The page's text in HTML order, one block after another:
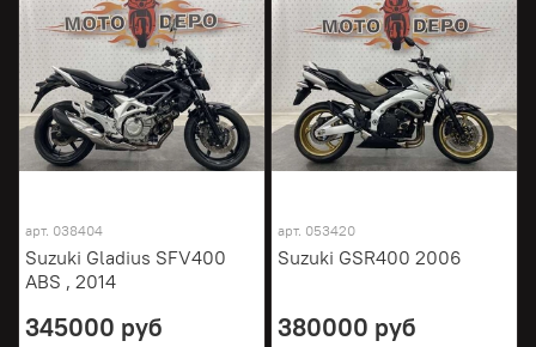
арт. 038404
Suzuki Gladius SFV400
ABS , 2014
345000 руб
арт. 053420
Suzuki GSR400 2006
380000 руб